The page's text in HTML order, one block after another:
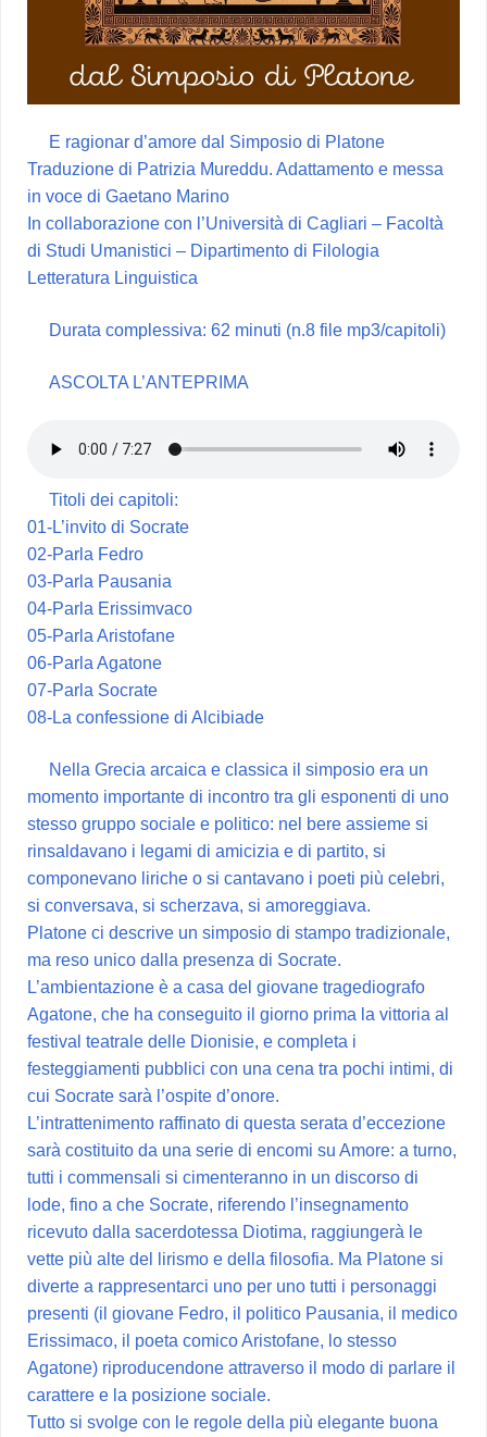
E ragionar d’amore dal Simposio di Platone
Traduzione di Patrizia Mureddu. Adattamento e messa
in voce di Gaetano Marino
In collaborazione con l’Università di Cagliari – Facoltà
di Studi Umanistici – Dipartimento di Filologia
Letteratura Linguistica
Durata complessiva: 62 minuti (n.8 file mp3/capitoli)
ASCOLTA L’ANTEPRIMA
Titoli dei capitoli:
01-L’invito di Socrate
02-Parla Fedro
03-Parla Pausania
04-Parla Erissimvaco
05-Parla Aristofane
06-Parla Agatone
07-Parla Socrate
08-La confessione di Alcibiade
Nella Grecia arcaica e classica il simposio era un
momento importante di incontro tra gli esponenti di uno
stesso gruppo sociale e politico: nel bere assieme si
rinsaldavano i legami di amicizia e di partito, si
componevano liriche o si cantavano i poeti più celebri,
si conversava, si scherzava, si amoreggiava.
Platone ci descrive un simposio di stampo tradizionale,
ma reso unico dalla presenza di Socrate.
L’ambientazione è a casa del giovane tragediografo
Agatone, che ha conseguito il giorno prima la vittoria al
festival teatrale delle Dionisie, e completa i
festeggiamenti pubblici con una cena tra pochi intimi, di
cui Socrate sarà l’ospite d’onore.
L’intrattenimento raffinato di questa serata d’eccezione
sarà costituito da una serie di encomi su Amore: a turno,
tutti i commensali si cimenteranno in un discorso di
lode, fino a che Socrate, riferendo l’insegnamento
ricevuto dalla sacerdotessa Diotima, raggiungerà le
vette più alte del lirismo e della filosofia. Ma Platone si
diverte a rappresentarci uno per uno tutti i personaggi
presenti (il giovane Fedro, il politico Pausania, il medico
Erissimaco, il poeta comico Aristofane, lo stesso
Agatone) riproducendone attraverso il modo di parlare il
carattere e la posizione sociale.
Tutto si svolge con le regole della più elegante buona